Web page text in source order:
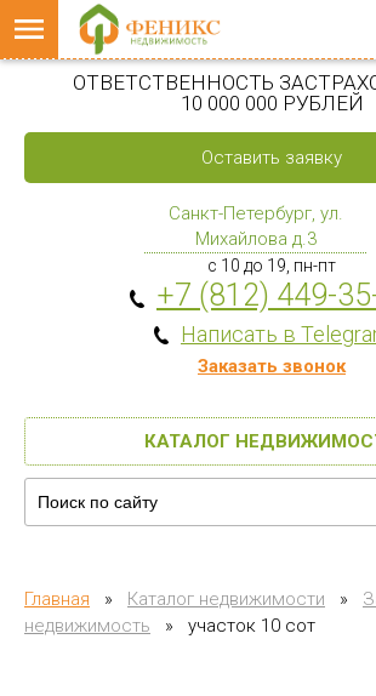
ОТВЕТСТВЕННОСТЬ
10 000 000 РУБЛЕЙ
Оставить заявку
Санкт-Петербург, ул.
Михайлова д.3
с 10 до 19, пн-пт
+7 (812) 449-
Написать в
Заказать звонок
КАТАЛОГ
Главная » Каталог недвижимости »
недвижимость
» участок 10 сот